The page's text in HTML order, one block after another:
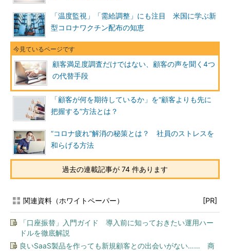
「温度監視」「需給調整」にも注目 米国に学ぶ新
型コロナワクチン配布の知恵
顧客満足度調査だけではない、顧客の声を聞く4つ
の代替手段
「顧客が何を期待しているか」を“顧客よりも先に
把握する”方法とは？
“コロナ疲れ”解消の秘策とは？ 社員のストレスを
和らげる方法
過去の連載記事が 74 件あります
関連資料（ホワイトペーパー） [PR]
「口座振替」入門ガイド 導入前に知っておきたい運用ハー
ドルを徹底解説
良いSaaS製品を作っても新規顧客との出会いがない…… 商